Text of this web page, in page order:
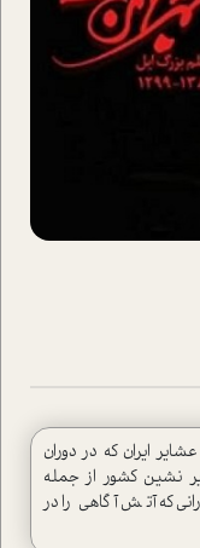
ایران که در دوران
در ۱۷ استان عشایر نشین کشور از جمله
که آتش آگاهی را در